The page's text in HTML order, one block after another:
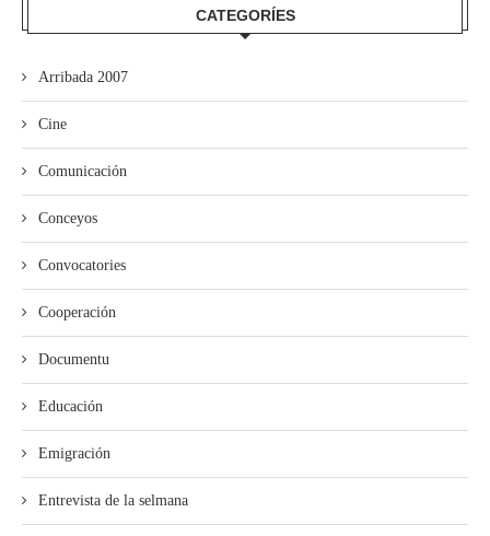
CATEGORÍES
Arribada 2007
Cine
Comunicación
Conceyos
Convocatories
Cooperación
Documentu
Educación
Emigración
Entrevista de la selmana